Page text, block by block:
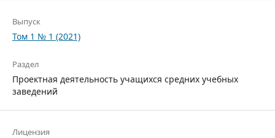
Выпуск
Том 1 № 1 (2021)
Раздел
Проектная деятельность учащихся средних учебных
заведений
Лицензия